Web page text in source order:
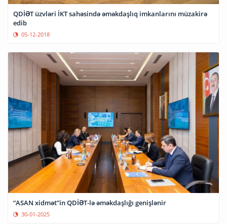
QDİƏT üzvləri İKT sahəsində əməkdaşlıq imkanlarını müzakirə
edib
05-12-2018
“ASAN xidmət”in QDİƏT-lə əməkdaşlığı genişlənir
30-01-2025